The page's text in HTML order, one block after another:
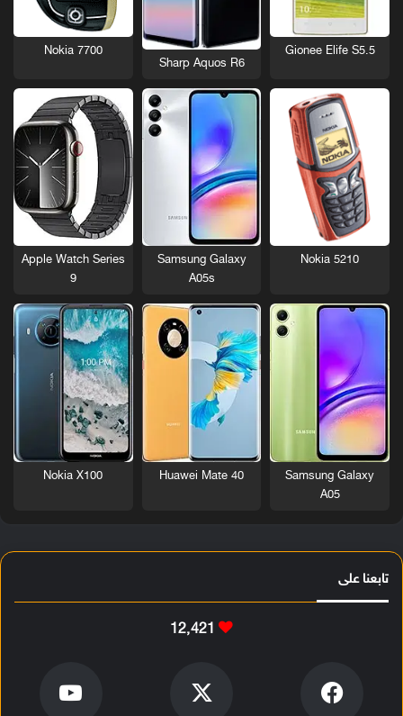
Gionee Elife S5.5
Sharp Aquos R6
Nokia 7700
Nokia 5210
Samsung Galaxy
A05s
Apple Watch Series
9
Samsung Galaxy
A05
Huawei Mate 40
Nokia X100
تابعنا على
12٬421